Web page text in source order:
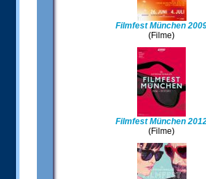
Filmfest München
(Filme)
Filmfest München
(Filme)